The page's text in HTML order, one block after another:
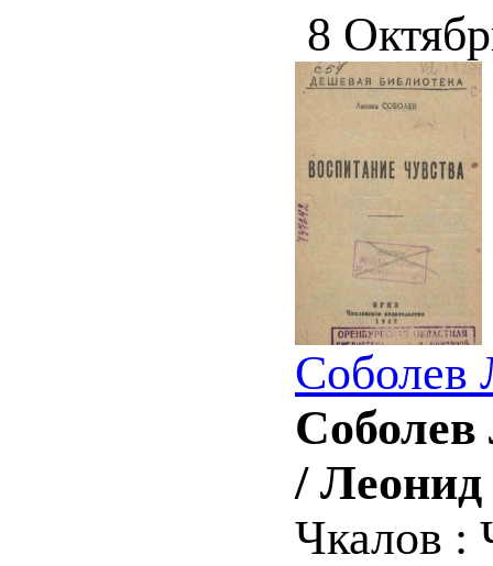
8
Соболев
Соболев
/ Леонид
Чкалов :